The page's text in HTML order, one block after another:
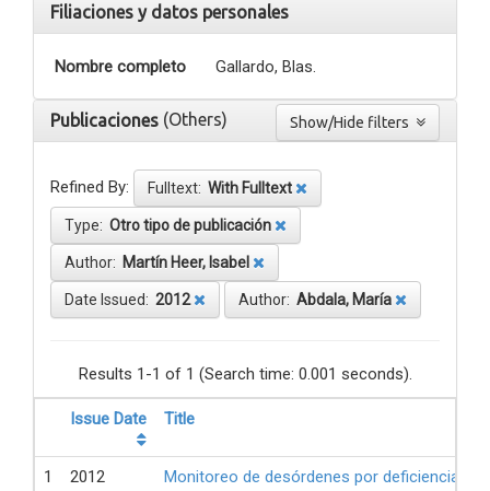
Filiaciones y datos personales
Nombre completo Gallardo, Blas.
Publicaciones (Others)
Refined By: Fulltext: With Fulltext
Type: Otro tipo de publicación
Author: Martín Heer, Isabel
Date Issued: 2012 Author: Abdala, María
Results 1-1 of 1 (Search time: 0.001 seconds).
Issue Date Title
1 2012 Monitoreo de desórdenes por deficiencia